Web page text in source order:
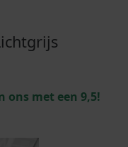
ons met een 9,5!